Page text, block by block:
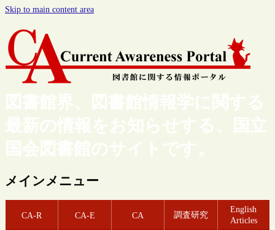
Skip to main content area
図書館界、図書館情報学に関する
最新の情報をお知らせする、国立
国会図書館のサイトです。
メインメニュー
CA-R CA-E CA 調査研究
English
Articles